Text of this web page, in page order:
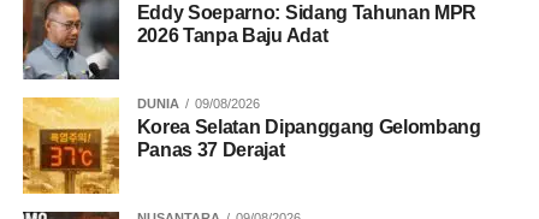
Eddy Soeparno: Sidang Tahunan MPR
2026 Tanpa Baju Adat
DUNIA 09/08/2026
Korea Selatan Dipanggang Gelombang
Panas 37 Derajat